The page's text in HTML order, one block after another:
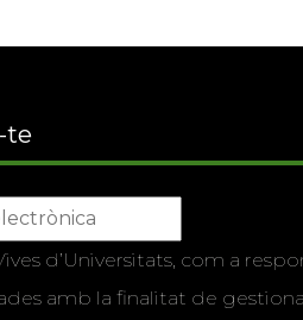
te
d’Universitats, com a
amb la finalitat de